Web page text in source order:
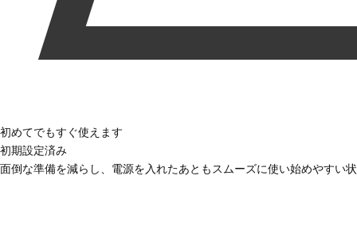
初めてでもすぐ使えます
初期設定済み
面倒な準備を減らし、電源を入れたあともスムーズに使い始めやすい